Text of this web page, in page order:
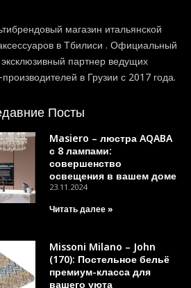
магазин итальянской
в Тбилиси . Официальный
партнер ведущих
в Грузии с 2017 года.
Посты
Masiero – люстра AQABA
с 8 лампами:
совершенство
освещения в вашем доме
23.11.2024
Читать далее »
Missoni Milano – John
(170): Постельное бельё
премиум-класса для
вашего уюта